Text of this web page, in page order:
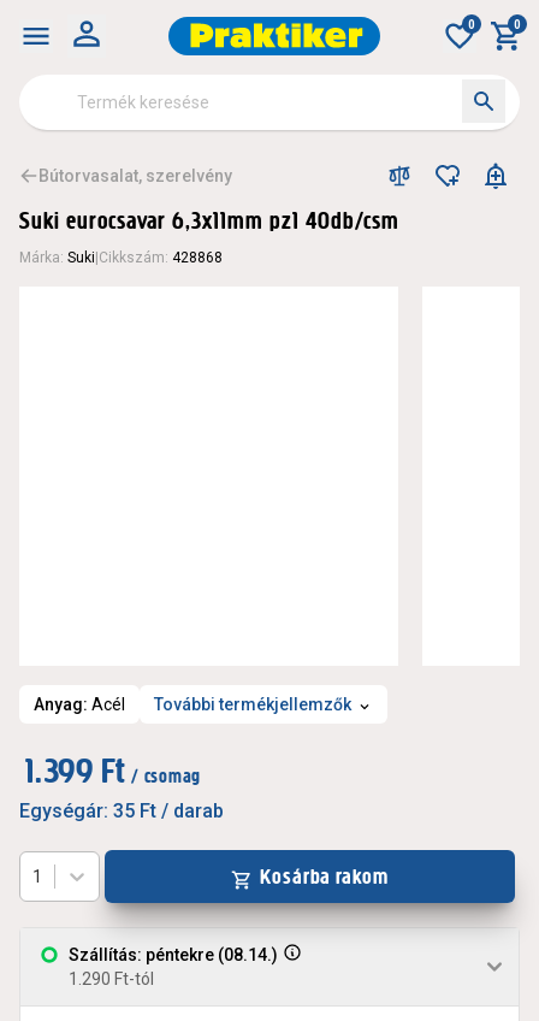
0 0
Bútorvasalat, szerelvény
Suki eurocsavar 6,3x11mm pz1 40db/csm
Márka: Suki Cikkszám: 428868
Anyag: Acél További termékjellemzők
1.399 Ft / csomag
Egységár: 35 Ft / darab
Szállítás: péntekre (08.14.)
1.290 Ft-tól
1 Kosárba rakom